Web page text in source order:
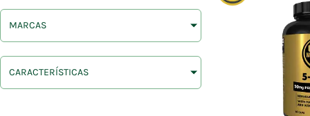
MARCAS
CARACTERÍSTICAS